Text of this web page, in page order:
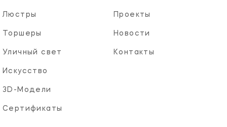
Люстры
Торшеры
Уличный свет
Искусство
3D-Модели
Сертификаты
Проекты
Новости
Контакты